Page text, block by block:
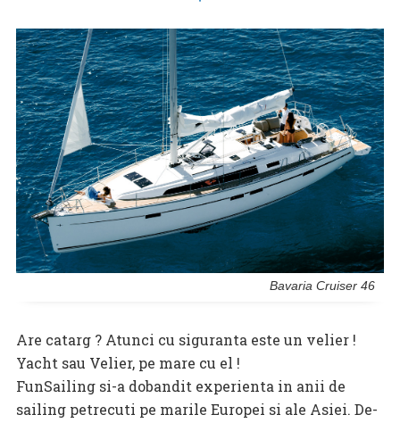
Bavaria Cruiser 46
Are catarg ? Atunci cu siguranta este un velier !
Yacht sau Velier, pe mare cu el !
FunSailing si-a dobandit experienta in anii de
sailing petrecuti pe marile Europei si ale Asiei. De-